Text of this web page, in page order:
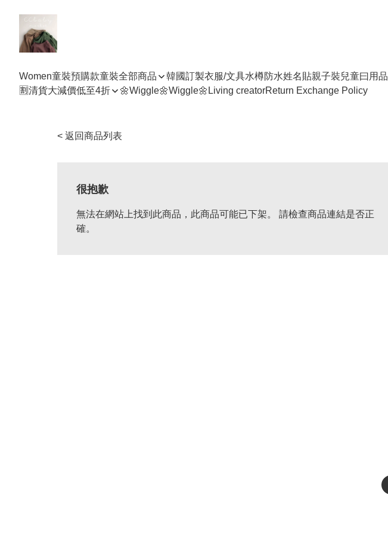
Women童裝預購款童裝全部商品 韓國訂製衣服/文具水樽防水姓名貼親子裝兒童曰用品
🈹清貨大減價低至4折
🌼Wiggle🌼Wiggle🌼 Living creatorReturn Exchange Policy
< 返回商品列表
很抱歉
無法在網站上找到此商品，此商品可能已下架。 請檢查商品連結是否正
確。